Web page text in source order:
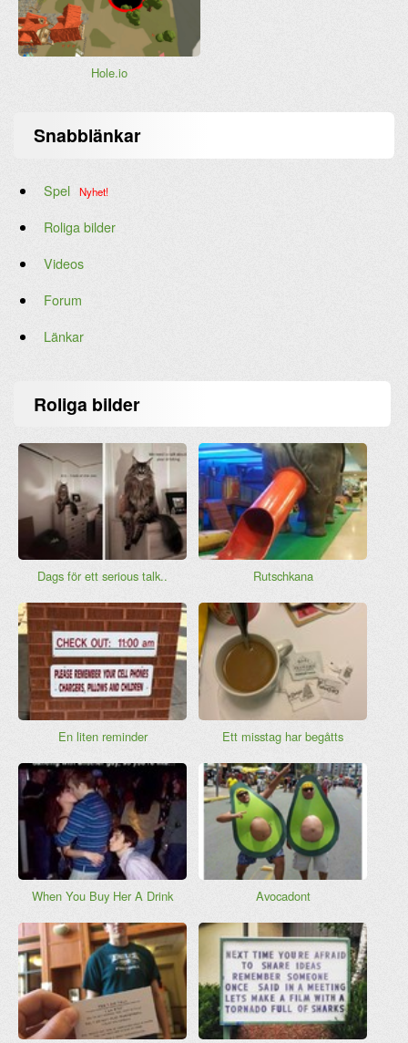
Hole.io
Snabblänkar
Spel Nyhet!
Roliga bilder
Videos
Forum
Länkar
Roliga bilder
Dags för ett serious talk.. Rutschkana
En liten reminder Ett misstag har begåtts
When You Buy Her A Drink Avocadont